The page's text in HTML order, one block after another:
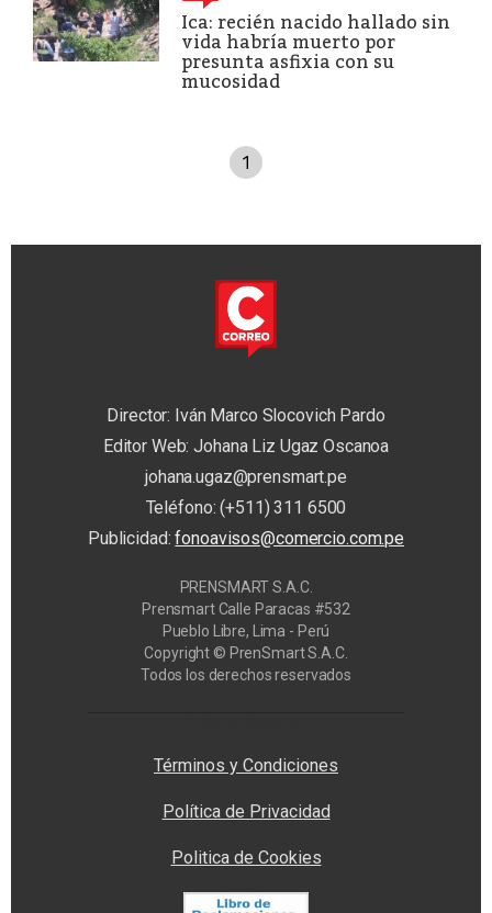
Ica: recién nacido hallado sin
vida habría muerto por
presunta asfixia con su
mucosidad
1
Director: Iván Marco Slocovich Pardo
Editor Web: Johana Liz Ugaz Oscanoa
johana.ugaz@prensmart.pe
Teléfono: (+511) 311 6500
Publicidad:fonoavisos@comercio.com.pe
PRENSMART S.A.C.
Prensmart Calle Paracas #532
Pueblo Libre, Lima - Perú
Copyright © PrenSmart S.A.C.
Todos los derechos reservados
Términos y Condiciones
Política de Privacidad
Politica de Cookies